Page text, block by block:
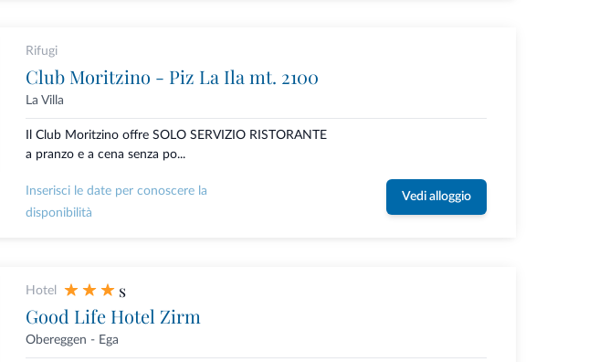
Rifugi
Club Moritzino - Piz La Ila mt. 2100
La Villa
Il Club Moritzino offre SOLO SERVIZIO RISTORANTE
a pranzo e a cena senza po...
Inserisci le date per conoscere la
disponibilità
Vedi alloggio
Hotel s
Good Life Hotel Zirm
Obereggen - Ega